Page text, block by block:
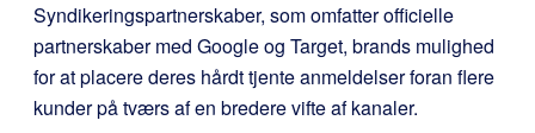
Syndikeringspartnerskaber, som omfatter officielle
partnerskaber med Google og Target, brands mulighed
for at placere deres hårdt tjente anmeldelser foran flere
kunder på tværs af en bredere vifte af kanaler.